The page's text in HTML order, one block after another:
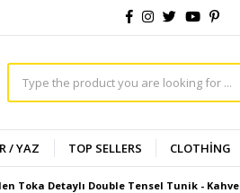
/ YAZ TOP SELLERS CLOTHİNG
Toka Detaylı Double Tensel Tunik - Kahve